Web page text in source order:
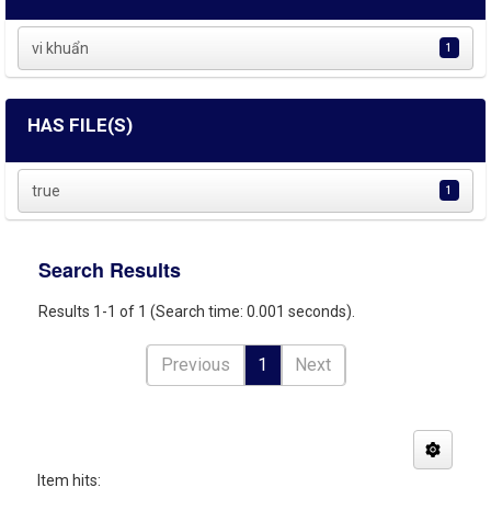
vi khuẩn 1
HAS FILE(S)
true 1
Search Results
Results 1-1 of 1 (Search time: 0.001 seconds).
Previous 1 Next
Item hits: